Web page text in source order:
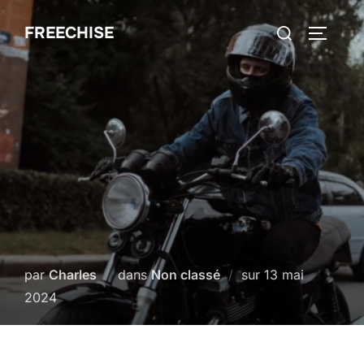
Aller
au
contenu
FREECHISE Rechercher :
parCharles dansNon classé sur Publié
13 mai
2024